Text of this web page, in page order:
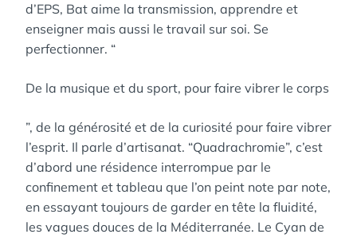
d’EPS, Bat aime la transmission, apprendre et
enseigner mais aussi le travail sur soi. Se
perfectionner. “
De la musique et du sport, pour faire vibrer le corps
”, de la générosité et de la curiosité pour faire vibrer
l’esprit. Il parle d’artisanat. “Quadrachromie”, c’est
d’abord une résidence interrompue par le
confinement et tableau que l’on peint note par note,
en essayant toujours de garder en tête la fluidité,
les vagues douces de la Méditerranée. Le Cyan de